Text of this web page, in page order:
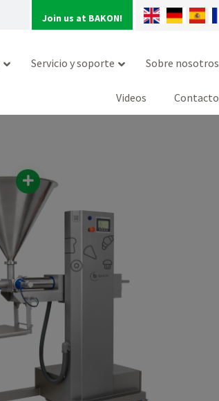
Join us at BAKON!
Servicio y soporte Sobre nosotros
Videos Contacto